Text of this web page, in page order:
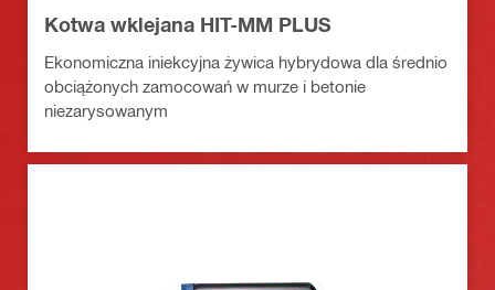
Kotwa wklejana HIT-MM PLUS
Ekonomiczna iniekcyjna żywica hybrydowa dla średnio
obciążonych zamocowań w murze i betonie
niezarysowanym